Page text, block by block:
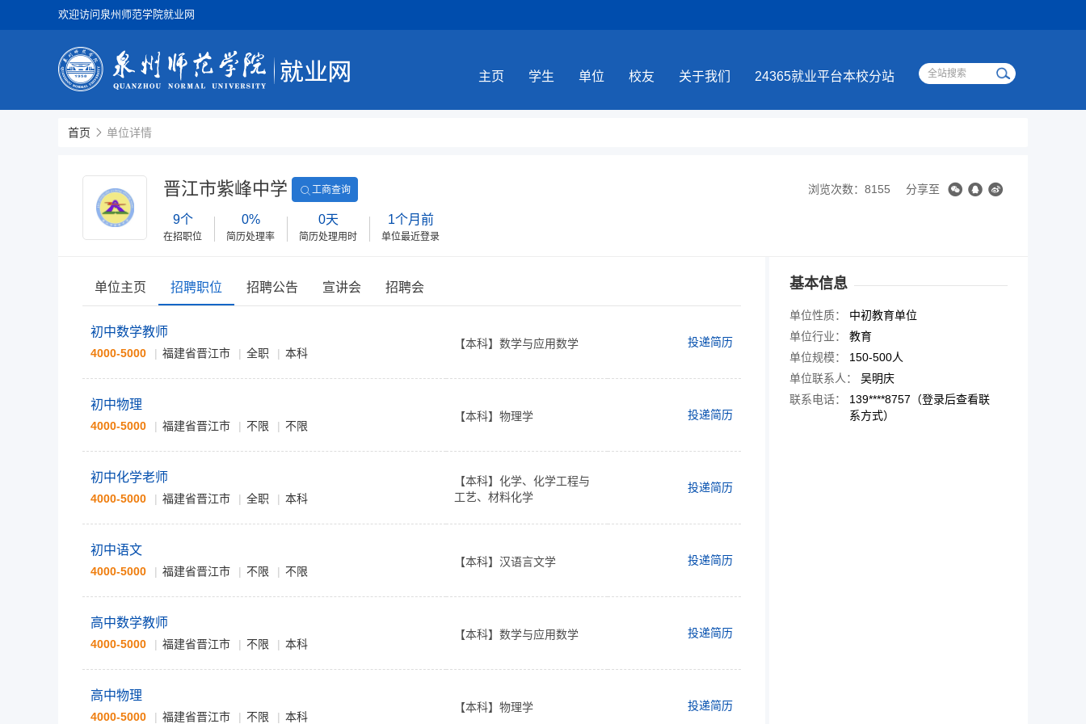
欢迎访问泉州师范学院就业网
主页 学生 单位 校友 关于我们 24365就业平台本校分站
首页 单位详情
晋江市紫峰中学 工商查询
9个
在招职位
0%
简历处理率
0天
简历处理用时
1个月前
单位最近登录
浏览次数：8155 分享至
单位主页 招聘职位 招聘公告 宣讲会 招聘会
初中数学教师
4000-5000 福建省晋江市 全职 本科
【本科】数学与应用数学 投递简历
初中物理
4000-5000 福建省晋江市 不限 不限
【本科】物理学 投递简历
初中化学老师
4000-5000 福建省晋江市 全职 本科
【本科】化学、化学工程与
工艺、材料化学
投递简历
初中语文
4000-5000 福建省晋江市 不限 不限
【本科】汉语言文学 投递简历
高中数学教师
4000-5000 福建省晋江市 不限 本科
【本科】数学与应用数学 投递简历
高中物理
4000-5000 福建省晋江市 不限 本科
【本科】物理学 投递简历
基本信息
单位性质：
中初教育单位
单位行业：
教育
单位规模：
150-500人
单位联系人：
吴明庆
联系电话：
139****8757（登录后查看联
系方式）